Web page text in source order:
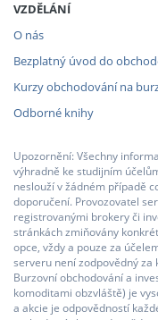
VZDĚLÁNÍ
O nás
Bezplatný úvod do
Kurzy obchodování na
Odborné knihy
Upozornění: Všechny
výhradně ke studijním
neslouží v žádném případě
doporučení. Provozovatel
registrovanými brokery či
stránkách zmiňovány
opce, vždy a pouze za
serveru není zodpovědný
Burzovní obchodování a
komoditami obzvláště) je
a akcie je odpovědností